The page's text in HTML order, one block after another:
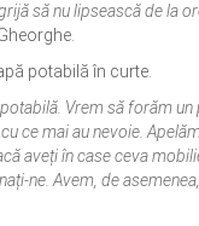
să nu lipsească de la
potabilă în curte.
Vrem să forăm un
ce mai au nevoie.
aveți în case ceva
ne. Avem, de